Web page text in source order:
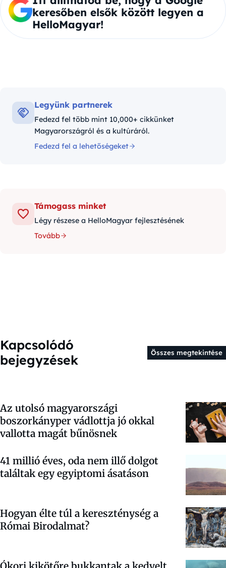
keresőben elsők között legyen a
HelloMagyar!
Legyünk partnerek
Fedezd fel több mint 10,000+ cikkünket
Magyarországról és a kultúráról.
Fedezd fel a lehetőségeket
Támogass minket
Légy részese a HelloMagyar fejlesztésének
Tovább
Kapcsolódó
bejegyzések
Összes megtekintése
Az utolsó magyarországi
boszorkányper vádlottja jó okkal
vallotta magát bűnösnek
41 millió éves, oda nem illő dolgot
találtak egy egyiptomi ásatáson
Hogyan élte túl a kereszténység a
Római Birodalmat?